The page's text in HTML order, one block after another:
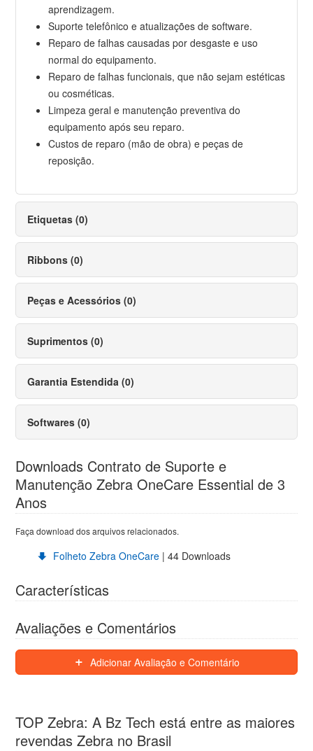
aprendizagem.
Suporte telefônico e atualizações de software.
Reparo de falhas causadas por desgaste e uso
normal do equipamento.
Reparo de falhas funcionais, que não sejam estéticas
ou cosméticas.
Limpeza geral e manutenção preventiva do
equipamento após seu reparo.
Custos de reparo (mão de obra) e peças de
reposição.
Etiquetas (0)
Ribbons (0)
Peças e Acessórios (0)
Suprimentos (0)
Garantia Estendida (0)
Softwares (0)
Downloads Contrato de Suporte e
Manutenção Zebra OneCare Essential de 3
Anos
Faça download dos arquivos relacionados.
Folheto Zebra OneCare| 44 Downloads
Características
Avaliações e Comentários
Adicionar Avaliação e Comentário
TOP Zebra: A Bz Tech está entre as maiores
revendas Zebra no Brasil